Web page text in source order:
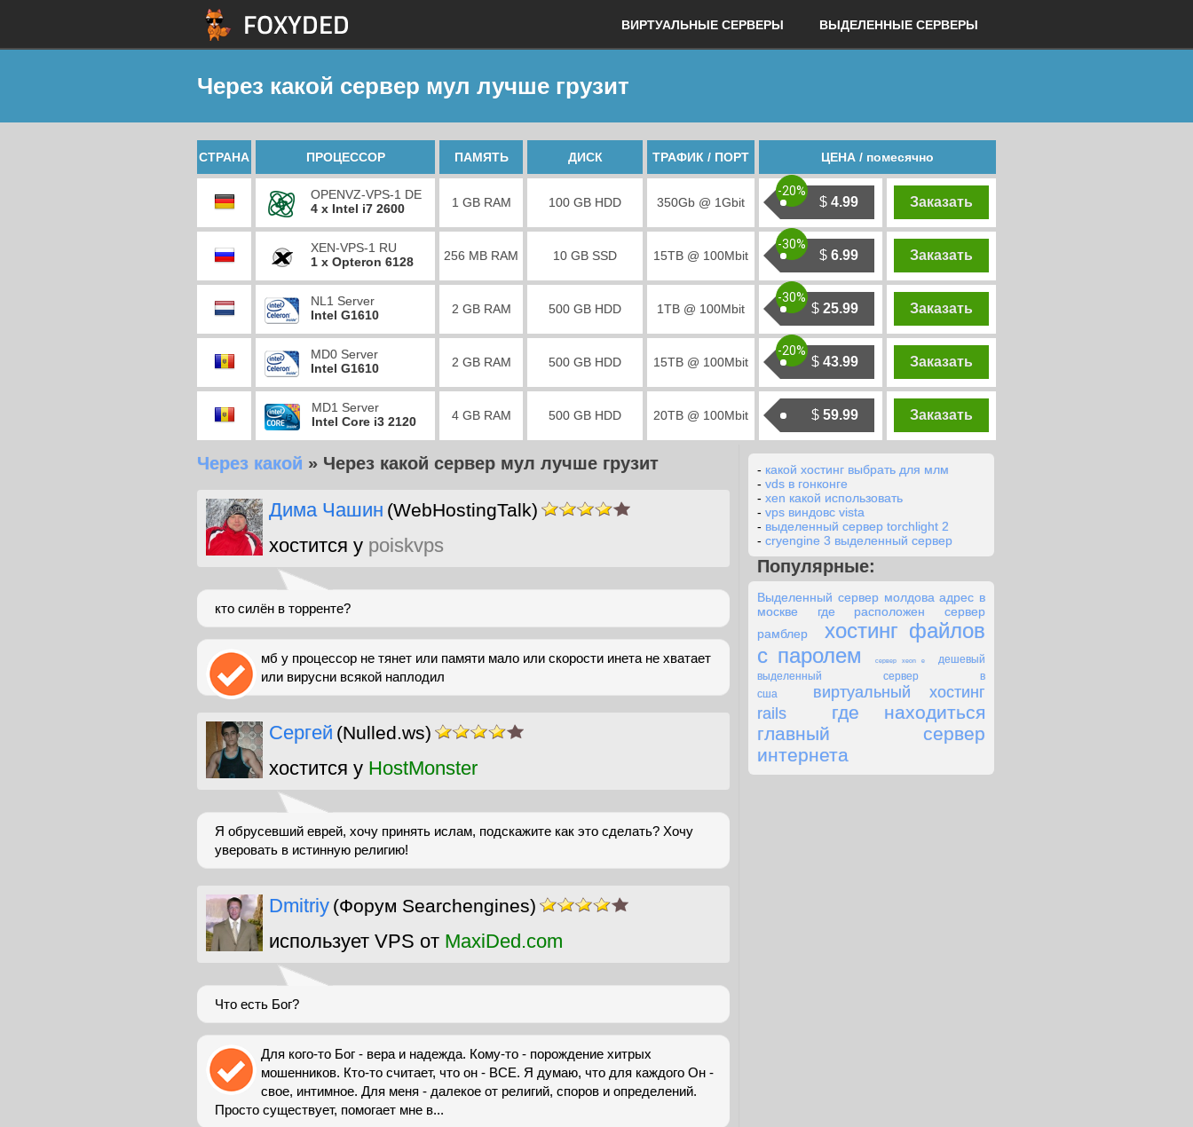
ВИРТУАЛЬНЫЕ СЕРВЕРЫ ВЫДЕЛЕННЫЕ СЕРВЕРЫ
Через какой сервер мул лучше грузит
СТРАНА ПРОЦЕССОР ПАМЯТЬ ДИСК ТРАФИК / ПОРТ ЦЕНА / помесячно
OPENVZ-VPS-1 DE
4 x Intel i7 2600
1 GB RAM 100 GB HDD 350Gb @ 1Gbit $ 4.99
-20%
Заказать
XEN-VPS-1 RU
1 x Opteron 6128
256 MB RAM 10 GB SSD 15TB @ 100Mbit $ 6.99
-30%
Заказать
NL1 Server
Intel G1610
2 GB RAM 500 GB HDD 1TB @ 100Mbit $ 25.99
-30%
Заказать
MD0 Server
Intel G1610
2 GB RAM 500 GB HDD 15TB @ 100Mbit $ 43.99
-20%
Заказать
MD1 Server
Intel Core i3 2120
4 GB RAM 500 GB HDD 20TB @ 100Mbit $ 59.99 Заказать
Через какой » Через какой сервер мул лучше грузит
Дима Чашин (WebHostingTalk)
хостится у poiskvps
кто силён в торренте?
мб у процессор не тянет или памяти мало или скорости инета не хватает
или вирусни всякой наплодил
Сергей (Nulled.ws)
хостится у HostMonster
Я обрусевший еврей, хочу принять ислам, подскажите как это сделать? Хочу
уверовать в истинную религию!
Dmitriy (Форум Searchengines)
использует VPS от MaxiDed.com
Что есть Бог?
Для кого-то Бог - вера и надежда. Кому-то - порождение хитрых
мошенников. Кто-то считает, что он - ВСЕ. Я думаю, что для каждого Он -
свое, интимное. Для меня - далекое от религий, споров и определений.
Просто существует, помогает мне в...
- какой хостинг выбрать для млм
- vds в гонконге
- xen какой использовать
- vps виндовс vista
- выделенный сервер torchlight 2
- cryengine 3 выделенный сервер
Популярные:
Выделенный сервер молдова адрес в
москве где расположен сервер
рамблер
хостинг файлов
с паролем
сервер xeon e
дешевый
выделенный сервер в
сша
виртуальный хостинг
rails
где находиться
главный сервер
интернета